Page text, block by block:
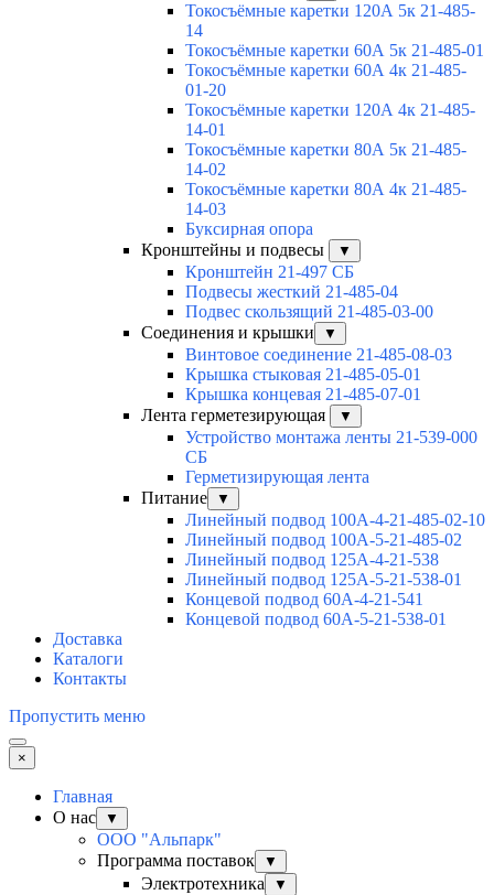
Токосъёмные каретки 120А 5к 21-485-
14
Токосъёмные каретки 60А 5к 21-485-01
Токосъёмные каретки 60А 4к 21-485-
01-20
Токосъёмные каретки 120А 4к 21-485-
14-01
Токосъёмные каретки 80А 5к 21-485-
14-02
Токосъёмные каретки 80А 4к 21-485-
14-03
Буксирная опора
Кронштейны и подвесы
▼
Кронштейн 21-497 СБ
Подвесы жесткий 21-485-04
Подвес скользящий 21-485-03-00
Соединения и крышки
▼
Винтовое соединение 21-485-08-03
Крышка стыковая 21-485-05-01
Крышка концевая 21-485-07-01
Лента герметезирующая
▼
Устройство монтажа ленты 21-539-000
СБ
Герметизирующая лента
Питание
▼
Линейный подвод 100А-4-21-485-02-10
Линейный подвод 100А-5-21-485-02
Линейный подвод 125А-4-21-538
Линейный подвод 125А-5-21-538-01
Концевой подвод 60А-4-21-541
Концевой подвод 60А-5-21-538-01
Доставка
Каталоги
Контакты
Пропустить меню
×
Главная
О нас
▼
ООО "Альпарк"
Программа поставок
▼
Электротехника ▼